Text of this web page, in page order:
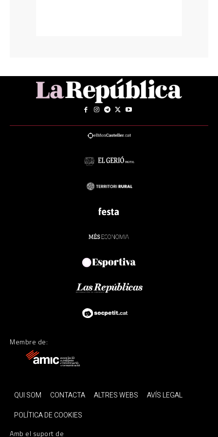
Membre de:
QUI SOM CONTACTA ALTRES WEBS
AVÍS LEGAL
POLÍTICA DE COOKIES
Amb el suport de